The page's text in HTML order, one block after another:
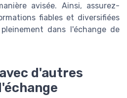
avisée. Ainsi, assurez-
fiables et diversifiées
dans l'échange de
d'autres